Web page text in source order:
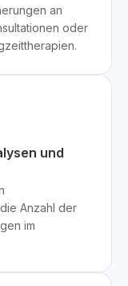
an
oder
und
Anzahl der
im